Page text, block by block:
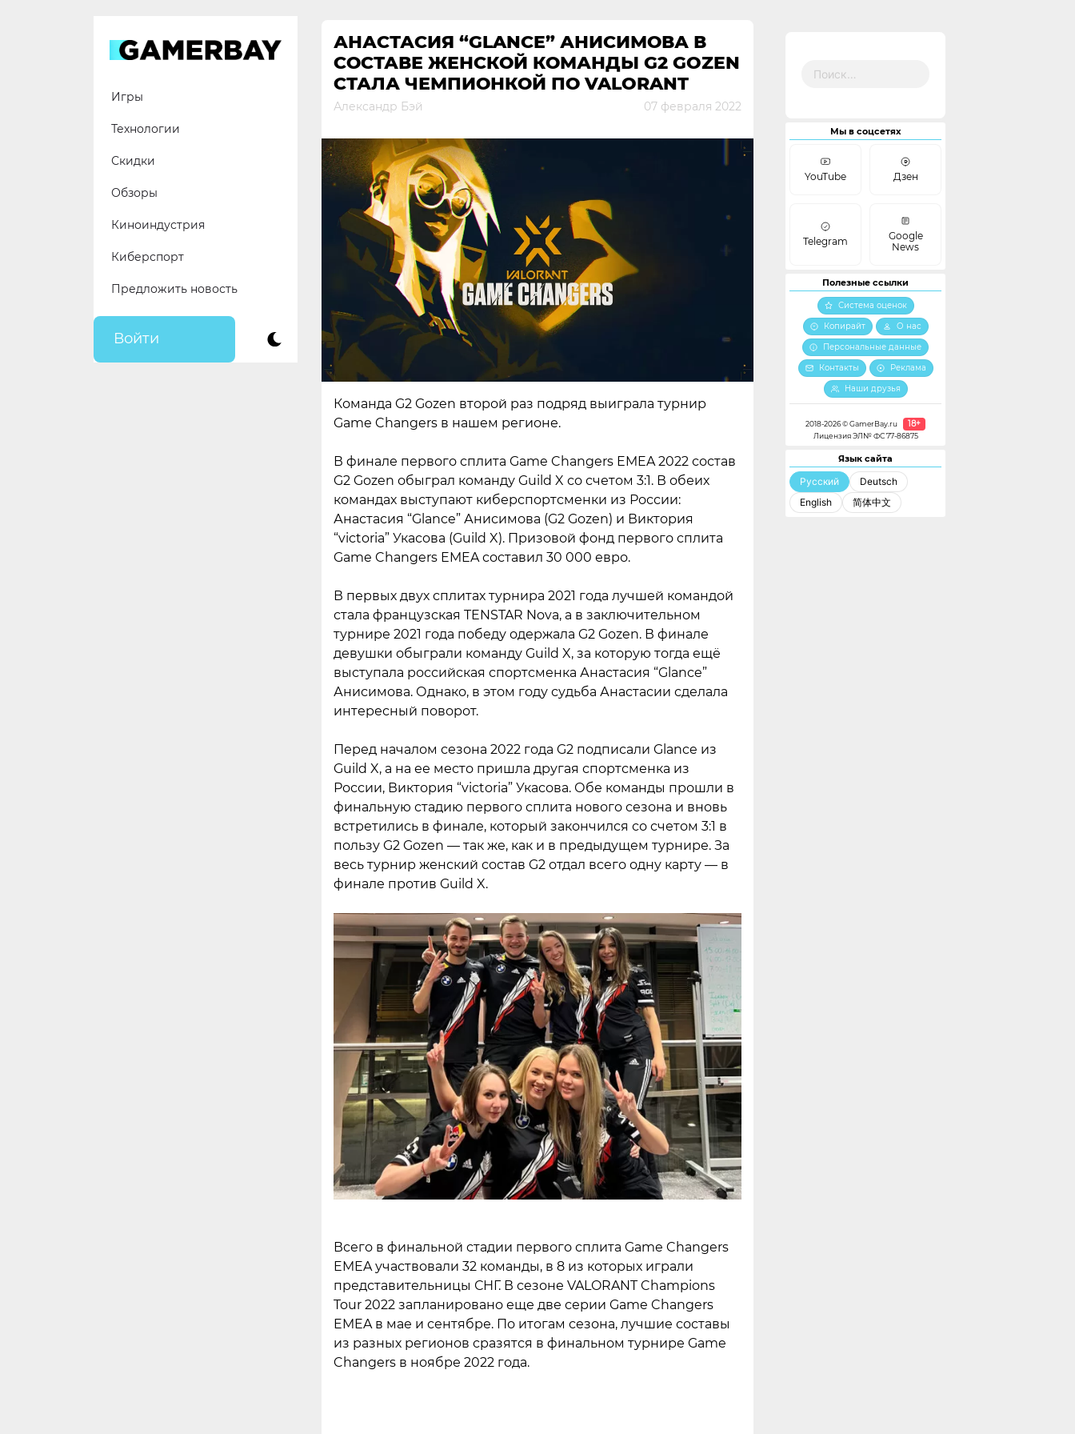
Игры
Технологии
Скидки
Обзоры
Киноиндустрия
Киберспорт
Предложить новость
Войти
АНАСТАСИЯ “GLANCE” АНИСИМОВА В
СОСТАВЕ ЖЕНСКОЙ КОМАНДЫ G2 GOZEN
СТАЛА ЧЕМПИОНКОЙ ПО VALORANT
Александр Бэй 07 февраля 2022
Команда G2 Gozen второй раз подряд выиграла турнир
Game Changers в нашем регионе.
В финале первого сплита Game Changers EMEA 2022 состав
G2 Gozen обыграл команду Guild X со счетом 3:1. В обеих
командах выступают киберспортсменки из России:
Анастасия “Glance” Анисимова (G2 Gozen) и Виктория
“victoria” Укасова (Guild X). Призовой фонд первого сплита
Game Changers EMEA составил 30 000 евро.
В первых двух сплитах турнира 2021 года лучшей командой
стала французская TENSTAR Nova, а в заключительном
турнире 2021 года победу одержала G2 Gozen. В финале
девушки обыграли команду Guild X, за которую тогда ещё
выступала российская спортсменка Анастасия “Glance”
Анисимова. Однако, в этом году судьба Анастасии сделала
интересный поворот.
Перед началом сезона 2022 года G2 подписали Glance из
Guild X, а на ее место пришла другая спортсменка из
России, Виктория “victoria” Укасова. Обе команды прошли в
финальную стадию первого сплита нового сезона и вновь
встретились в финале, который закончился со счетом 3:1 в
пользу G2 Gozen — так же, как и в предыдущем турнире. За
весь турнир женский состав G2 отдал всего одну карту — в
финале против Guild X.
Всего в финальной стадии первого сплита Game Changers
EMEA участвовали 32 команды, в 8 из которых играли
представительницы СНГ. В сезоне VALORANT Champions
Tour 2022 запланировано еще две серии Game Changers
EMEA в мае и сентябре. По итогам сезона, лучшие составы
из разных регионов сразятся в финальном турнире Game
Changers в ноябре 2022 года.
Мы в соцсетях
YouTube Дзен
Telegram
Google
News
Полезные ссылки
Система оценок
Копирайт
О нас
Персональные данные
Контакты
Реклама
Наши друзья
2018-2026 © GamerBay.ru 18+
Лицензия ЭЛ№ ФС 77-86875
Язык сайта
Русский
Deutsch
English
简体中文